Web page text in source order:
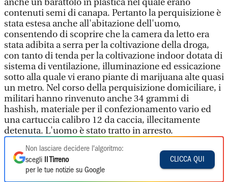
anche un barattolo in plastica nel quale erano
contenuti semi di canapa. Pertanto la perquisizione è
stata estesa anche all'abitazione dell'uomo,
consentendo di scoprire che la camera da letto era
stata adibita a serra per la coltivazione della droga,
con tanto di tenda per la coltivazione indoor dotata di
sistema di ventilazione, illuminazione ed essicazione
sotto alla quale vi erano piante di marijuana alte quasi
un metro. Nel corso della perquisizione domiciliare, i
militari hanno rinvenuto anche 34 grammi di
hashish, materiale per il confezionamento vario ed
una cartuccia calibro 12 da caccia, illecitamente
detenuta. L'uomo è stato tratto in arresto.
Non lasciare decidere l'algoritmo:
scegli
Il Tirreno
per le tue notizie su Google
CLICCA QUI